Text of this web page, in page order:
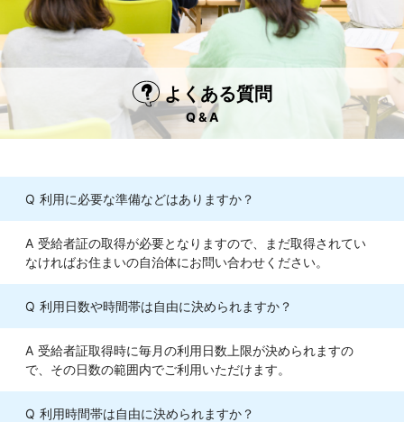
よくある質問
Q & A
利用に必要な準備などはありますか？
受給者証の取得が必要となりますので、まだ取得されてい
なければお住まいの自治体にお問い合わせください。
利用日数や時間帯は自由に決められますか？
受給者証取得時に毎月の利用日数上限が決められますの
で、その日数の範囲内でご利用いただけます。
利用時間帯は自由に決められますか？